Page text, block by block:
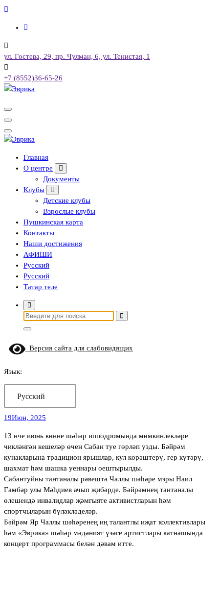
Перейти
содержимому
ул. Гостева, 29, пр. Чулман, 6, ул. Тенистая, 1
+7 (8552)36-65-26
Городской культурный центр, г. Набережные Челны
Городской культурный центр, г. Набережные Челны
Главная
О центре
Документы
Клубы
Детские клубы
Взрослые клубы
Пушкинская карта
Контакты
Наши достижения
АФИШИ
Русский
Русский
Татар теле
Найти:
Версия сайта для слабовидящих
Язык:
Русский
19Июн, 2025
13 нче июнь көнне шәһәр ипподромында мөмкинлекләре
чикләнгән кешеләр өчен Сабан туе гөрләп узды. Бәйрәм
кунакларына традицион ярышлар, кул көрәштерү, гер күтәрү,
шахмат һәм шашка уеннары оештырылды.
Сабантуйны тантаналы рәвештә Чаллы шәһәре мэры Наил
Гамбәр улы Мәһдиев ачып җибәрде. Бәйрәмнең тантаналы
өлешендә инвалидлар җәмгыяте активистларын һәм
спортчыларын бүләкләделәр.
Бәйрәм Яр Чаллы шәһәренең иң талантлы иҗат коллективлары
һәм «Эврика» шәһәр мәдәният үзәге артистлары катнашында
концерт программасы белән дәвам итте.